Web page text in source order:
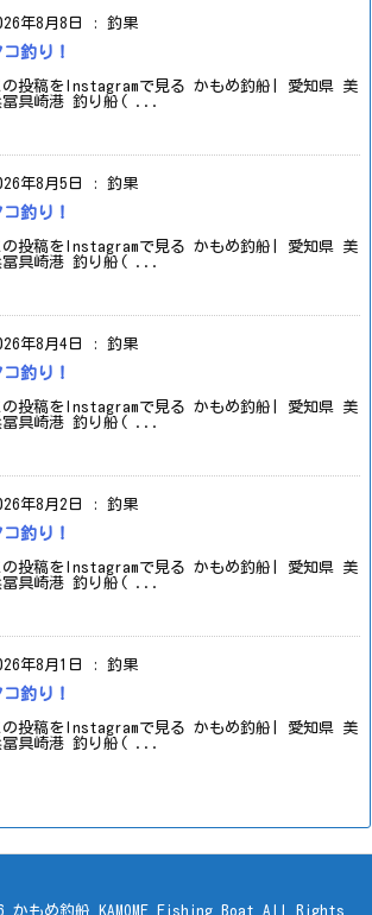
年8月8日 : 釣果
コ釣り！
の投稿をInstagramで見る かもめ釣船| 愛知県 美
冨具崎港 釣り船( ...
年8月5日 : 釣果
コ釣り！
の投稿をInstagramで見る かもめ釣船| 愛知県 美
冨具崎港 釣り船( ...
年8月4日 : 釣果
コ釣り！
の投稿をInstagramで見る かもめ釣船| 愛知県 美
冨具崎港 釣り船( ...
年8月2日 : 釣果
コ釣り！
の投稿をInstagramで見る かもめ釣船| 愛知県 美
冨具崎港 釣り船( ...
年8月1日 : 釣果
コ釣り！
の投稿をInstagramで見る かもめ釣船| 愛知県 美
冨具崎港 釣り船( ...
かもめ釣船 KAMOME Fishing Boat All Rights